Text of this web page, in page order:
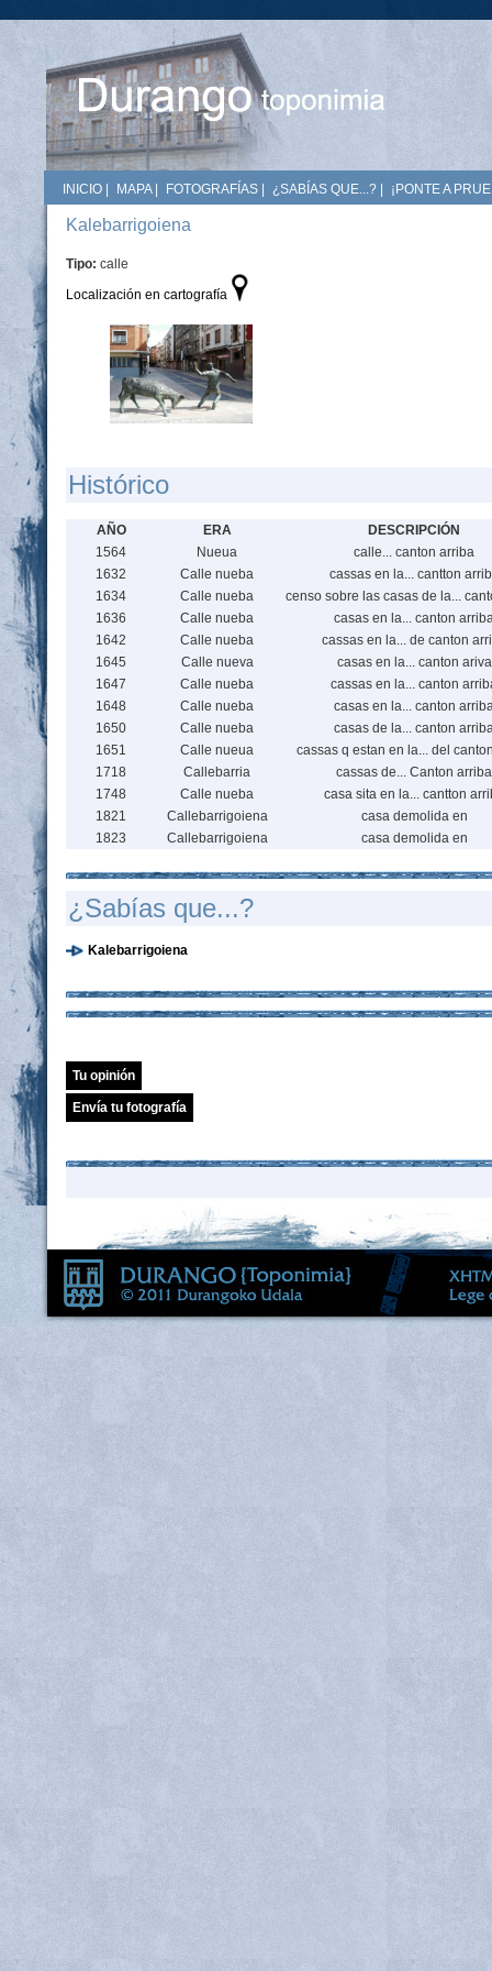
INICIO MAPA| FOTOGRAFÍAS ¿SABÍAS QUE...? ¡PONTE A
Kalebarrigoiena
Tipo: calle
Localización en cartografía
Histórico
AÑO ERA
DESCRIPCIÓN
1564
Nueua
calle... canton arriba
1632
Calle nueba
cassas en la... cantton
1634
Calle nueba
censo sobre las casas de la...
1636
Calle nueba
casas en la... canton
1642
Calle nueba
cassas en la... de canton
1645
Calle nueva
casas en la... canton ariva
1647
Calle nueba
cassas en la... canton
1648
Calle nueba
casas en la... canton
1650
Calle nueba
casas de la... canton
1651
Calle nueua
cassas q estan en la... del
1718
Callebarria
cassas de... Canton arriba
1748
Calle nueba
casa sita en la... cantton
1821
Callebarrigoiena
casa demolida en
1823
Callebarrigoiena casa demolida en
¿Sabías que...?
Kalebarrigoiena
Tu opinión
Envía tu fotografía